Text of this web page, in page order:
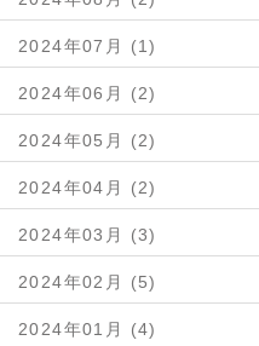
2024年07月 (1)
2024年06月 (2)
2024年05月 (2)
2024年04月 (2)
2024年03月 (3)
2024年02月 (5)
2024年01月 (4)